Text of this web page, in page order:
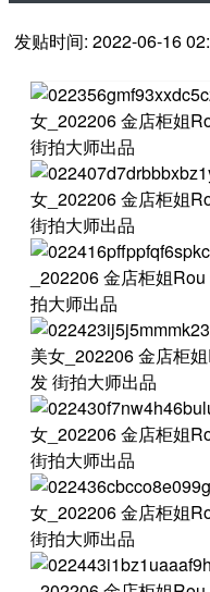
发贴时间: 2022-06-16